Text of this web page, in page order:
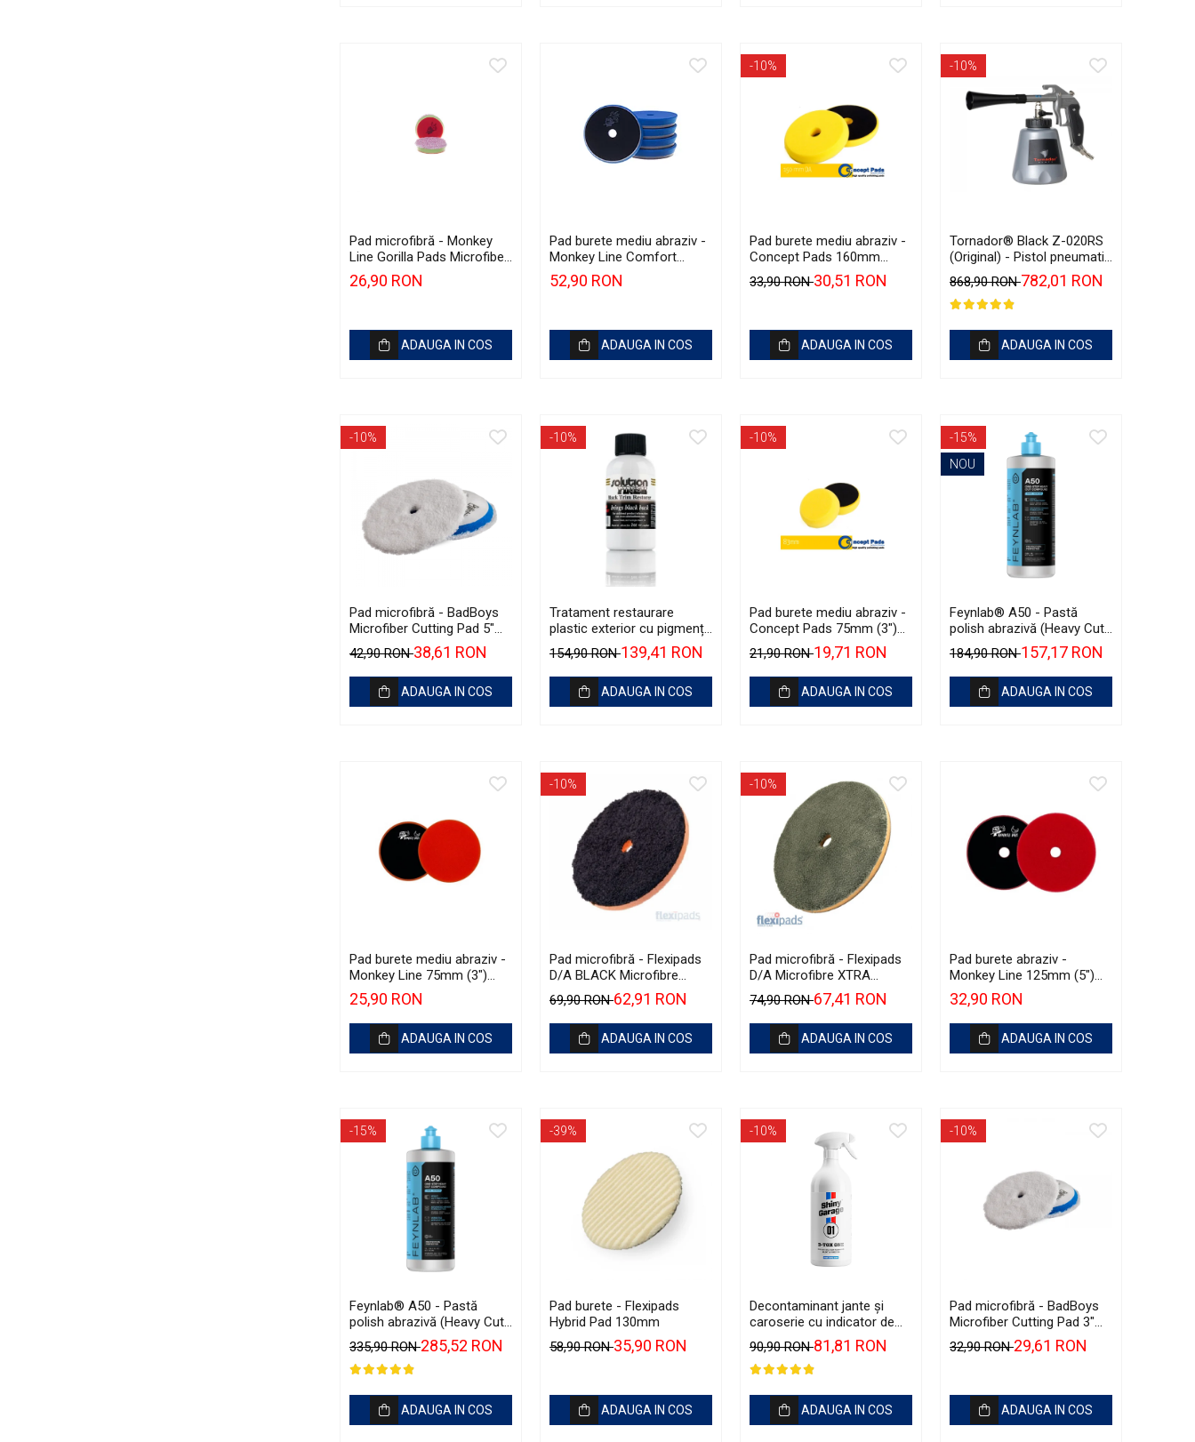
Pad microfibră - Monkey
Line Gorilla Pads Microfiber
Cut N' Polish Pad 80mm
26,90 RON
ADAUGA IN COS
Pad burete mediu abraziv -
Monkey Line Comfort
125mm (5") Medium
Polishing
52,90 RON
ADAUGA IN COS
-10%
Pad burete mediu abraziv -
Concept Pads 160mm
(6.5") Yellow Polishing Pad
33,90 RON30,51 RON
ADAUGA IN COS
-10%
Tornador® Black Z-020RS
(Original) - Pistol pneumatic
pentru curățare
868,90 RON782,01 RON
ADAUGA IN COS
-10%
Pad microfibră - BadBoys
Microfiber Cutting Pad 5"
(125mm)
42,90 RON38,61 RON
ADAUGA IN COS
-10%
Tratament restaurare
plastic exterior cu pigmenți
de carbon, 56ml - Solution
Finish Black Trim Restorer
(56ml)
154,90 RON139,41 RON
ADAUGA IN COS
-10%
Pad burete mediu abraziv -
Concept Pads 75mm (3")
Yellow Polishing Pad
21,90 RON19,71 RON
ADAUGA IN COS
-15%
NOU
Feynlab® A50 - Pastă
polish abrazivă (Heavy Cut,
500ml)
184,90 RON157,17 RON
ADAUGA IN COS
Pad burete mediu abraziv -
Monkey Line 75mm (3")
Orange Medium-Cut Pad
25,90 RON
ADAUGA IN COS
-10%
Pad microfibră - Flexipads
D/A BLACK Microfibre
Cutting Disc 6" (150mm)
69,90 RON62,91 RON
ADAUGA IN COS
-10%
Pad microfibră - Flexipads
D/A Microfibre XTRA
Cutting Disc 6" (155mm)
74,90 RON67,41 RON
ADAUGA IN COS
Pad burete abraziv -
Monkey Line 125mm (5")
Red Heavy-Cut Pad
32,90 RON
ADAUGA IN COS
-15%
Feynlab® A50 - Pastă
polish abrazivă (Heavy Cut,
1L)
335,90 RON285,52 RON
ADAUGA IN COS
-39%
Pad burete - Flexipads
Hybrid Pad 130mm
58,90 RON35,90 RON
ADAUGA IN COS
-10%
Decontaminant jante și
caroserie cu indicator de
reacție (efect sângerare) -
Shiny Garage D-Tox One
Iron Remover (1L)
90,90 RON81,81 RON
ADAUGA IN COS
-10%
Pad microfibră - BadBoys
Microfiber Cutting Pad 3"
(75mm)
32,90 RON29,61 RON
ADAUGA IN COS